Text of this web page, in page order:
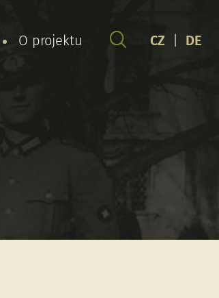
O projektu CZ DE